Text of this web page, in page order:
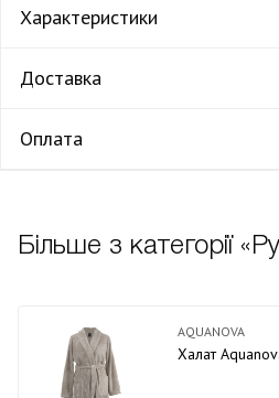
Характеристики
Доставка
Оплата
Більше з категорії
AQUANOVA
Халат